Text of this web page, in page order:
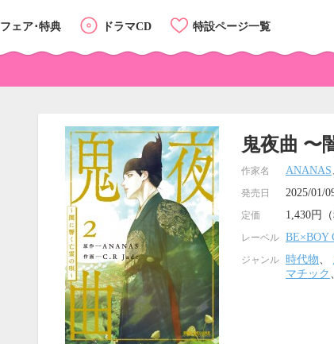
フェア･特典 ドラマCD 特設ページ一覧
鬼夜曲 〜
作家名 ANANAS
発売日 2025/01/
定価 1,430円（
レーベル BE×BOY
ジャンル 時代物、
マチック